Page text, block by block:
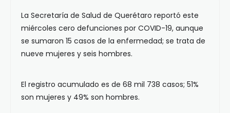
La Secretaría de Salud de Querétaro reportó este
miércoles cero defunciones por COVID-19, aunque
se sumaron 15 casos de la enfermedad; se trata de
nueve mujeres y seis hombres.
El registro acumulado es de 68 mil 738 casos; 51%
son mujeres y 49% son hombres.